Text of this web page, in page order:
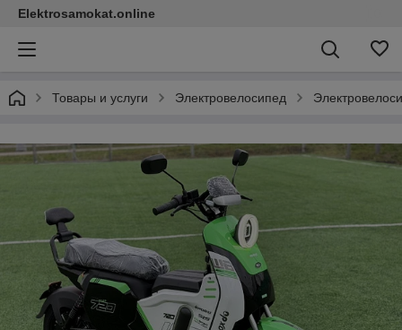
Elektrosamokat.online
Товары и услуги Электровелосипед